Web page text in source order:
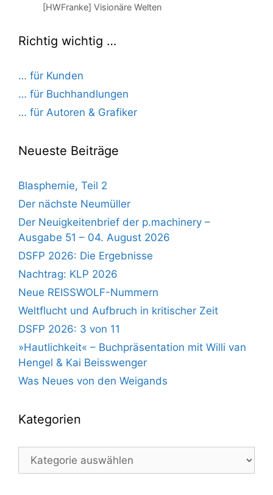
[HWFranke] Visionäre Welten
Richtig wichtig …
… für Kunden
… für Buchhandlungen
… für Autoren & Grafiker
Neueste Beiträge
Blasphemie, Teil 2
Der nächste Neumüller
Der Neuigkeitenbrief der p.machinery –
Ausgabe 51 – 04. August 2026
DSFP 2026: Die Ergebnisse
Nachtrag: KLP 2026
Neue REISSWOLF-Nummern
Weltflucht und Aufbruch in kritischer Zeit
DSFP 2026: 3 von 11
»Hautlichkeit« – Buchpräsentation mit Willi van
Hengel & Kai Beisswenger
Was Neues von den Weigands
Kategorien
Kategorien